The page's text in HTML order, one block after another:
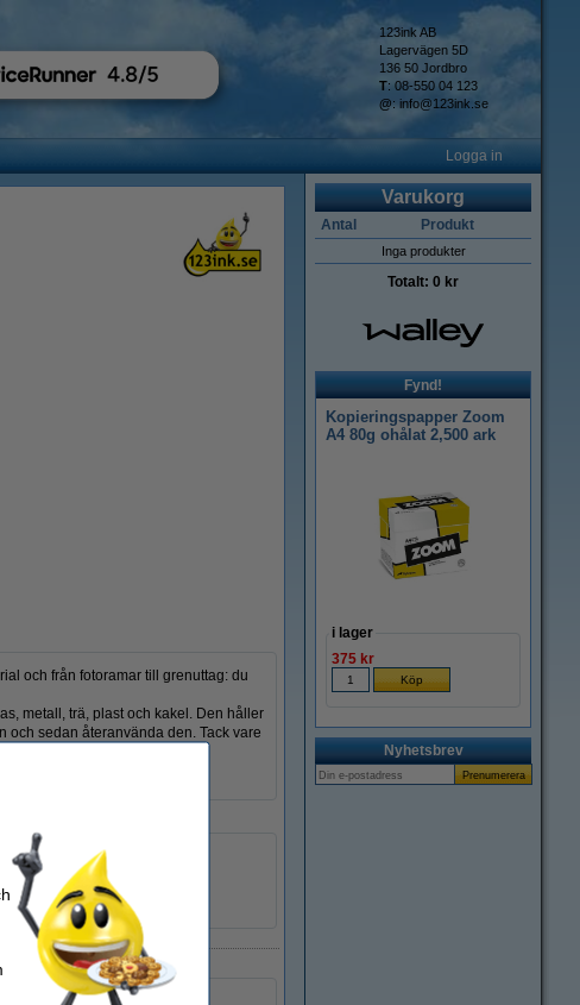
123ink AB
Lagervägen 5D
136 50 Jordbro
T: 08-550 04 123
@: info@123ink.se
Logga in
och från fotoramar till grenuttag: du
metall, trä, plast och kakel. Den håller
och sedan återanvända den. Tack vare
hänga upp alla dina
Universell
transparent
-
302157
Varukorg
Antal Produkt
Inga produkter
Totalt: 0 kr
Fynd!
Kopieringspapper Zoom
A4 80g ohålat 2,500 ark
i lager
375 kr
Nyhetsbrev